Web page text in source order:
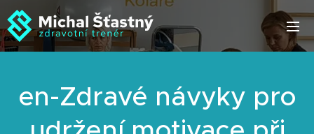
en-Zdravé návyky pro